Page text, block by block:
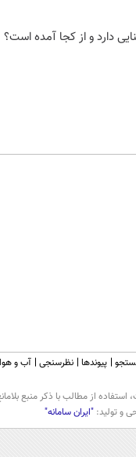
پیوندها نظرسنجی آب و هوا
از مطالب با ذكر منبع
و تولید:"ایران سامانه"